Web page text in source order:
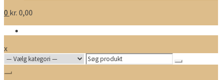
0 kr. 0,00
x
Search
for: